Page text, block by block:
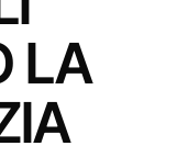
LA